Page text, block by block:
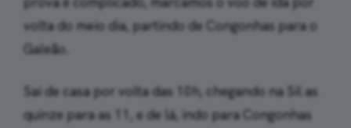
volta do meio dia, partindo de Congonhas para o
Galeão.
Sai de casa por volta das 10h, chegando na Sil as
quinze para as 11, e de lá, indo para Congonhas